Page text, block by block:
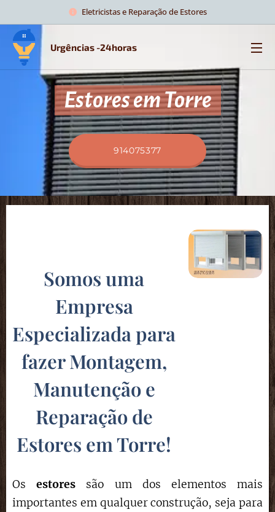
Eletricistas e Reparação de Estores
Urgências -24horas
Estores em Torre
914075377
Somos uma
Empresa
Especializada para
fazer Montagem,
Manutenção e
Reparação de
Estores em Torre!
Os estores são um dos elementos mais
importantes em qualquer construção, seja para